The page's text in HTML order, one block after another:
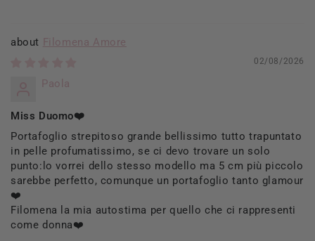
Filomena Amore
02/08/2026
Paola
Miss Duomo❤️
Portafoglio strepitoso grande bellissimo tutto trapuntato
in pelle profumatissimo, se ci devo trovare un solo
punto:lo vorrei dello stesso modello ma 5 cm più piccolo
sarebbe perfetto, comunque un portafoglio tanto glamour
❤️
Filomena la mia autostima per quello che ci rappresenti
come donna❤️